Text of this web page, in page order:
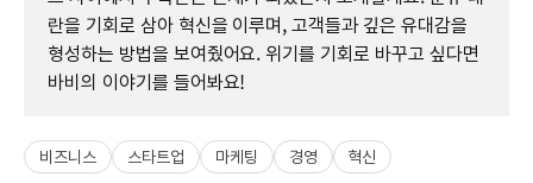
란을 기회로 삼아 혁신을 이루며, 고객들과 깊은 유대감을
형성하는 방법을 보여줬어요. 위기를 기회로 바꾸고 싶다면
바비의 이야기를 들어봐요!
비즈니스 스타트업 마케팅 경영 혁신